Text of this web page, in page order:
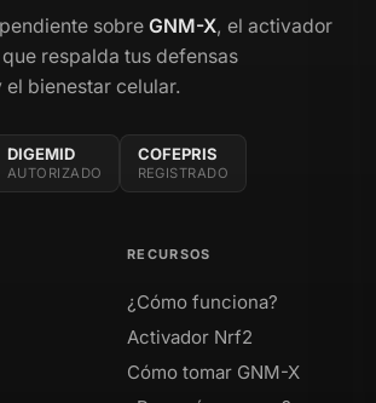
sobre GNM-X, el activador
respalda tus defensas
bienestar celular.
DIGEMID
AUTORIZADO
COFEPRIS
REGISTRADO
RECURSOS
¿Cómo funciona?
Activador Nrf2
Cómo tomar GNM-X